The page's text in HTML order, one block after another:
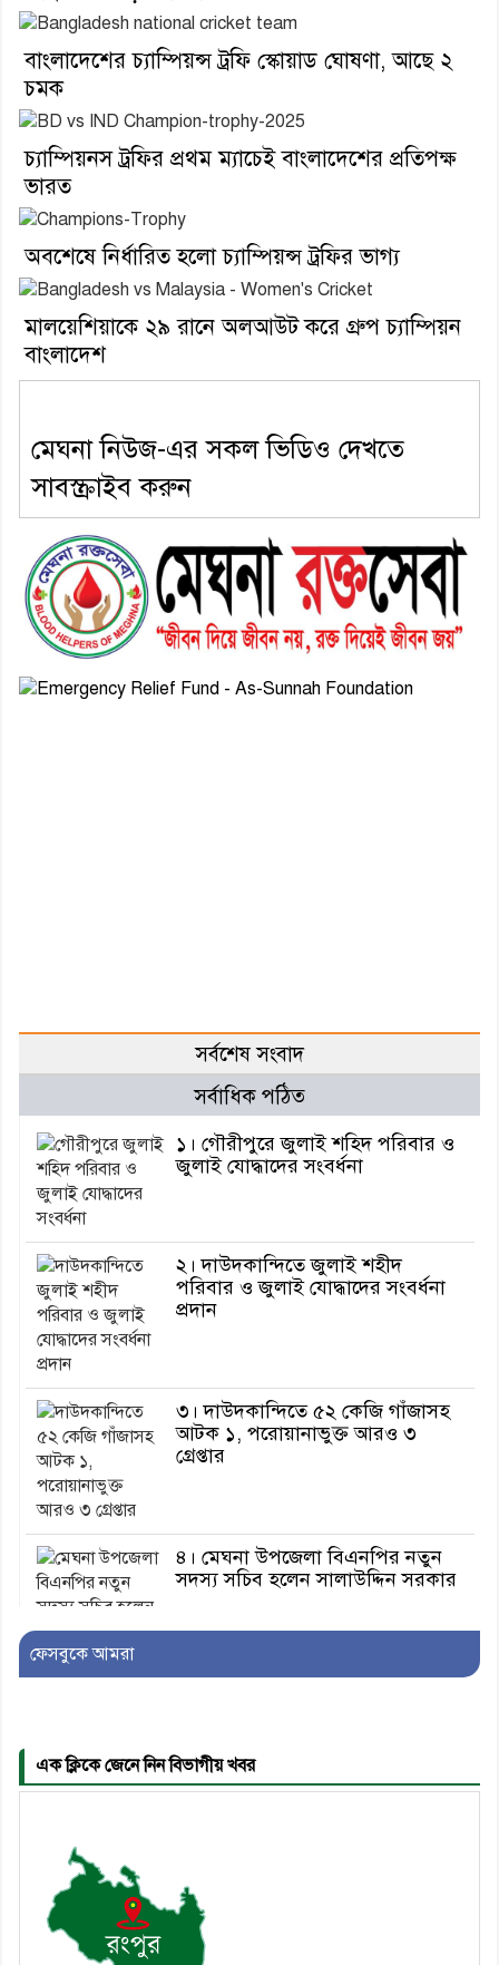
বাংলাদেশের চ্যাম্পিয়ন্স ট্রফি স্কোয়াড ঘোষণা, আছে ২
চমক
চ্যাম্পিয়নস ট্রফির প্রথম ম্যাচেই বাংলাদেশের প্রতিপক্ষ
ভারত
অবশেষে নির্ধারিত হলো চ্যাম্পিয়ন্স ট্রফির ভাগ্য
মালয়েশিয়াকে ২৯ রানে অলআউট করে গ্রুপ চ্যাম্পিয়ন
বাংলাদেশ
মেঘনা নিউজ-এর সকল ভিডিও দেখতে
সাবস্ক্রাইব করুন
সর্বশেষ সংবাদ
সর্বাধিক পঠিত
১। গৌরীপুরে জুলাই শহিদ পরিবার ও
জুলাই যোদ্ধাদের সংবর্ধনা
২। দাউদকান্দিতে জুলাই শহীদ
পরিবার ও জুলাই যোদ্ধাদের সংবর্ধনা
প্রদান
৩। দাউদকান্দিতে ৫২ কেজি গাঁজাসহ
আটক ১, পরোয়ানাভুক্ত আরও ৩
গ্রেপ্তার
৪। মেঘনা উপজেলা বিএনপির নতুন
সদস্য সচিব হলেন সালাউদ্দিন সরকার
৫। জেলা পুলিশ সুপার থেকে সম্মাননা
৭। দাউদকান্দিতে মুচি সম্প্রদায়ের
খোঁজখবর নিলেন ড. খন্দকার মারুফ
হোসেন
ফেসবুকে আমরা
এক ক্লিকে জেনে নিন বিভাগীয় খবর